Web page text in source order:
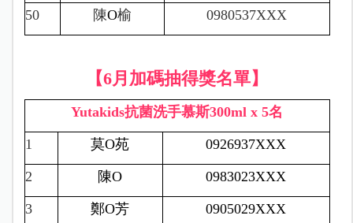
50 陳O榆 0980537XXX
【6月加碼抽得獎名單】
Yutakids抗菌洗手慕斯300ml x 5名
1 莫O苑 0926937XXX
2 陳O 0983023XXX
3 鄭O芳 0905029XXX